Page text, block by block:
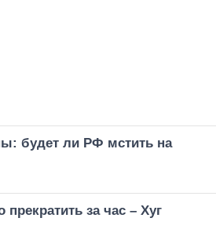
будет ли РФ мстить на
за час – Хуг